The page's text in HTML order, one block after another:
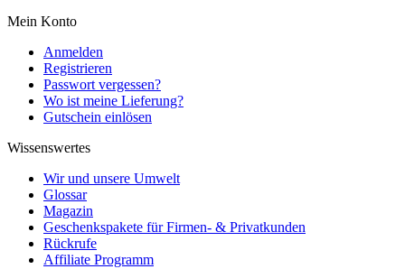
Mein Konto
Anmelden
Registrieren
Passwort vergessen?
Wo ist meine Lieferung?
Gutschein einlösen
Wissenswertes
Wir und unsere Umwelt
Glossar
Magazin
Geschenkspakete für Firmen- & Privatkunden
Rückrufe
Affiliate Programm